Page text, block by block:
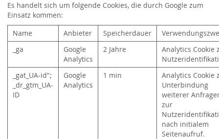
Es handelt sich um folgende Cookies, die durch Google zum
Einsatz kommen:
Name
Anbieter Speicherdauer
_ga
Google
Analytics
2 Jahre
Analytics Cookie
_gat_UA-id";
_dr_gtm_UA-
ID
Google
Analytics
1 min
Analytics Cookie
Unterbindung
weiterer
zur
nach initialem
Seitenaufruf.